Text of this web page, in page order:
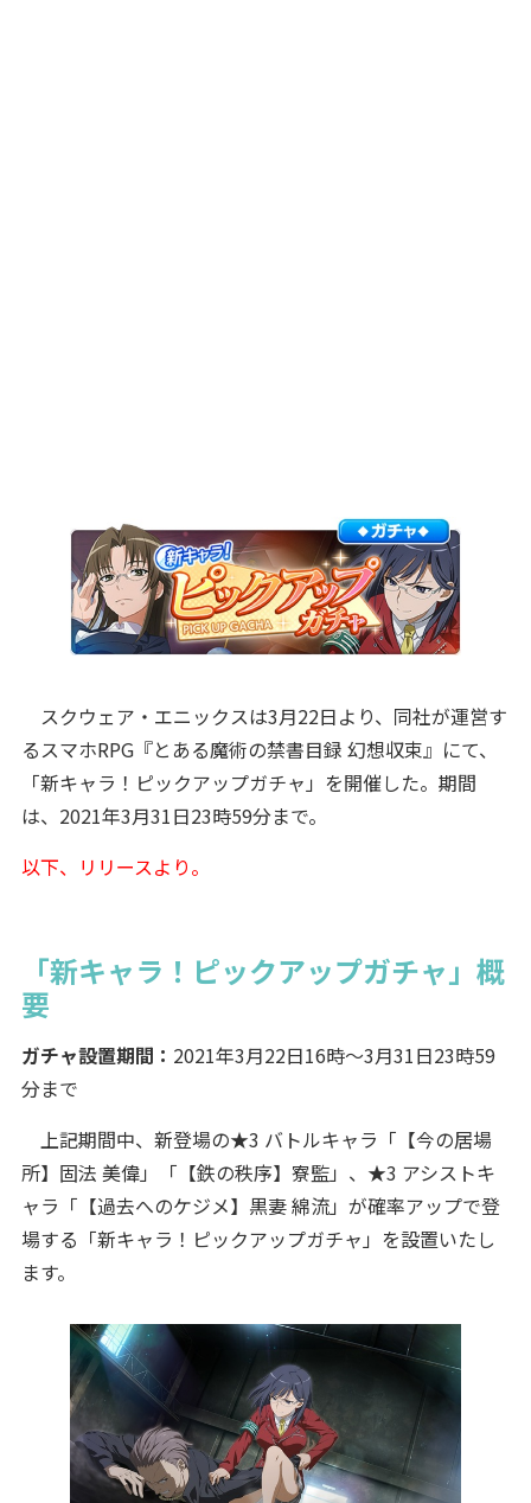
スクウェア・エニックスは3月22日より、同社が運営す
るスマホRPG『とある魔術の禁書目録 幻想収束』にて、
「新キャラ！ピックアップガチャ」を開催した。期間
は、2021年3月31日23時59分まで。
以下、リリースより。
「新キャラ！ピックアップガチャ」概
要
ガチャ設置期間： 2021年3月22日16時～3月31日23時59
分まで
上記期間中、新登場の★3 バトルキャラ「【今の居場
所】固法 美偉」「【鉄の秩序】寮監」、★3 アシストキ
ャラ「【過去へのケジメ】黒妻 綿流」が確率アップで登
場する「新キャラ！ピックアップガチャ」を設置いたし
ます。